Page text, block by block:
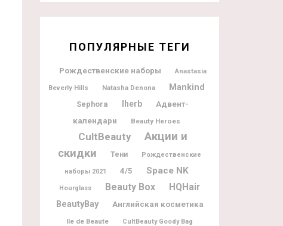
ПОПУЛЯРНЫЕ ТЕГИ
Рождественские наборы Anastasia
Beverly Hills Natasha Denona Mankind
Sephora Iherb
Адвент-
календари
Beauty Heroes
CultBeauty
Акции и
скидки
Тени Рождественские
наборы 2021 4/5 Space NK
Hourglass Beauty Box
HQHair
BeautyBay
Английская косметика
Ile de Beaute CultBeauty Goody Bag